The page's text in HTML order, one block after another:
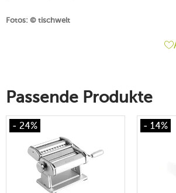
Fotos: © tischwelt
Passende Produkte
- 24% - 14%